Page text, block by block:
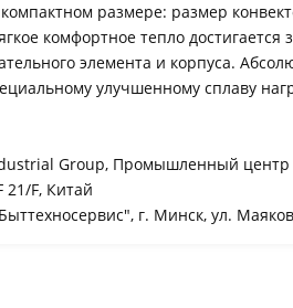
размере: размер
комфортное тепло достигается
элемента и корпуса.
улучшенному сплаву
Group, Промышленный центр
F, Китай
г. Минск, ул.